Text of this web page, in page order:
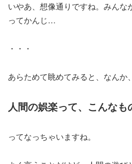
いやあ、想像通りですね。みんな
ってかんじ…
・・・
あらためて眺めてみると、なんか、
人間の娯楽って、こんなも
ってなっちゃいますね。